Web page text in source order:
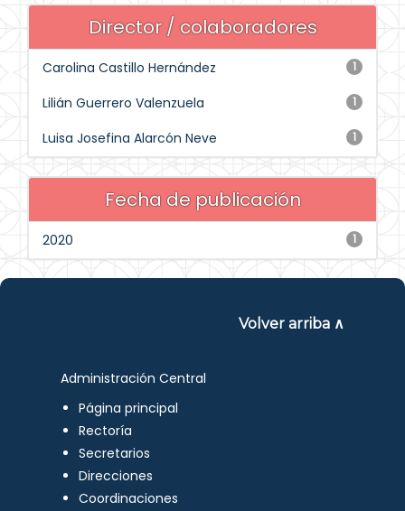
Director / colaboradores
1
Carolina Castillo Hernández
1
Lilián Guerrero Valenzuela
1
Luisa Josefina Alarcón Neve
Fecha de publicación
1
2020
Volver arriba ∧
Administración Central
Página principal
Rectoría
Secretarios
Direcciones
Coordinaciones